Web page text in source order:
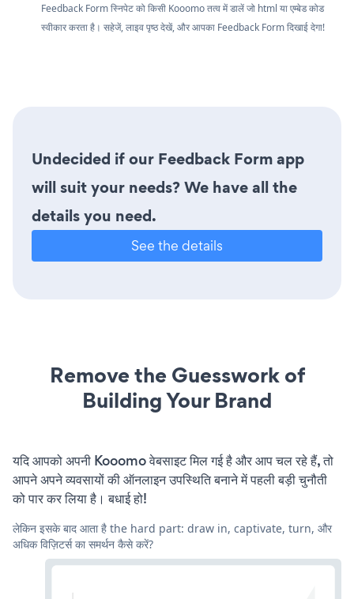
Feedback Form स्निपेट को किसी Kooomo तत्व में डालें जो html या एम्बेड कोड
स्वीकार करता है। सहेजें, लाइव पृष्ठ देखें, और आपका Feedback Form दिखाई देगा!
Undecided if our Feedback Form app
will suit your needs? We have all the
details you need.
See the details
Remove the Guesswork of
Building Your Brand
यदि आपको अपनी Kooomo वेबसाइट मिल गई है और आप चल रहे हैं, तो
आपने अपने व्यवसायों की ऑनलाइन उपस्थिति बनाने में पहली बड़ी चुनौती
को पार कर लिया है। बधाई हो!
लेकिन इसके बाद आता है the hard part: draw in, captivate, turn, और
अधिक विज़िटर्स का समर्थन कैसे करें?